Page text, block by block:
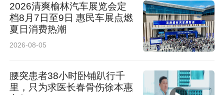
2026清爽榆林汽车展览会定
档8月7日至9日 惠民车展点燃
夏日消费热潮
2026-08-05
腰突患者38小时卧铺趴行千
里，只为求医长春骨伤徐本惠